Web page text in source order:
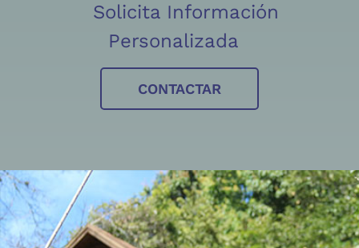
Solicita Información
Personalizada
CONTACTAR